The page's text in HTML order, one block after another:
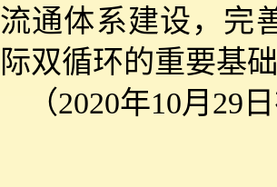
流通体系建设，完
际双循环的重要基
（2020年10月29